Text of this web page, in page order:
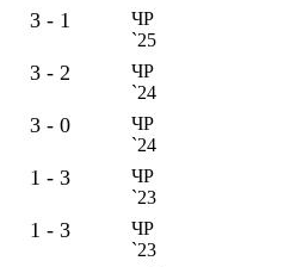
3 - 1
ЧР
`25
3 - 2
ЧР
`24
3 - 0
ЧР
`24
1 - 3
ЧР
`23
1 - 3
ЧР
`23